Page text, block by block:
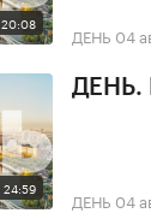
20:08 ДЕНЬ 04
24:59
ДЕНЬ.
ДЕНЬ 04